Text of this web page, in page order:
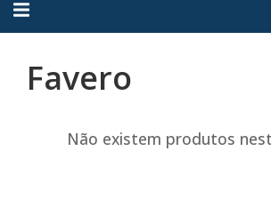
Alternar
Favero
Não existem produtos